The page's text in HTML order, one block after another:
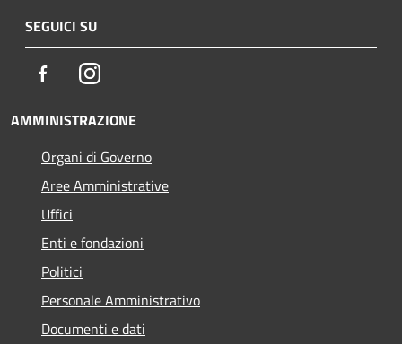
SEGUICI SU
FacebookInstagram
AMMINISTRAZIONE
Organi di Governo
Aree Amministrative
Uffici
Enti e fondazioni
Politici
Personale Amministrativo
Documenti e dati